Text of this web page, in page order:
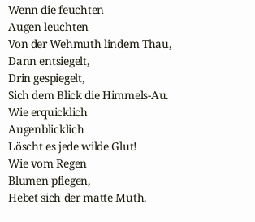
Wenn die feuchten
Augen leuchten
Von der Wehmuth lindem Thau,
Dann entsiegelt,
Drin gespiegelt,
Sich dem Blick die Himmels-Au.
Wie erquicklich
Augenblicklich
Löscht es jede wilde Glut!
Wie vom Regen
Blumen pflegen,
Hebet sich der matte Muth.